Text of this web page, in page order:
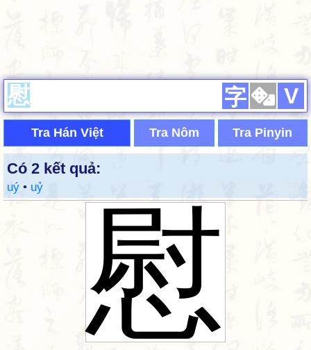
字 V
Tra Hán Việt Tra Nôm Tra Pinyin
Có 2 kết quả:
uý • uỷ
慰